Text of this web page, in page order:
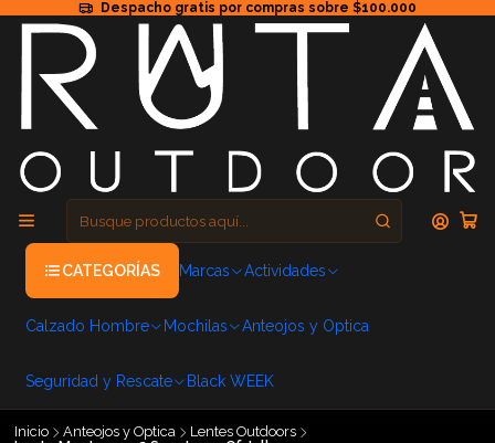
Despacho gratis por compras sobre $100.000
CATEGORÍAS Marcas Actividades
Calzado Hombre Mochilas Anteojos y Optica
Seguridad y Rescate Black WEEK
Inicio Anteojos y Optica
Lentes Outdoors